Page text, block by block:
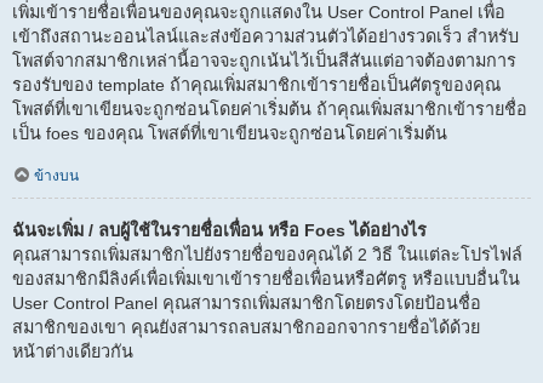
เพิ่มเข้ารายชื่อเพื่อนของคุณจะถูกแสดงใน User Control Panel เพื่อ
เข้าถึงสถานะออนไลน์และส่งข้อความส่วนตัวได้อย่างรวดเร็ว สำหรับ
โพสต์จากสมาชิกเหล่านี้อาจจะถูกเน้นไว้เป็นสีสันแต่อาจต้องตามการ
รองรับของ template ถ้าคุณเพิ่มสมาชิกเข้ารายชื่อเป็นศัตรูของคุณ
โพสต์ที่เขาเขียนจะถูกซ่อนโดยค่าเริ่มต้น ถ้าคุณเพิ่มสมาชิกเข้ารายชื่อ
เป็น foes ของคุณ โพสต์ที่เขาเขียนจะถูกซ่อนโดยค่าเริ่มต้น
ข้างบน
ฉันจะเพิ่ม / ลบผู้ใช้ในรายชื่อเพื่อน หรือ Foes ได้อย่างไร
คุณสามารถเพิ่มสมาชิกไปยังรายชื่อของคุณได้ 2 วิธี ในแต่ละโปรไฟล์
ของสมาชิกมีลิงค์เพื่อเพิ่มเขาเข้ารายชื่อเพื่อนหรือศัตรู หรือแบบอื่นใน
User Control Panel คุณสามารถเพิ่มสมาชิกโดยตรงโดยป้อนชื่อ
สมาชิกของเขา คุณยังสามารถลบสมาชิกออกจากรายชื่อได้ด้วย
หน้าต่างเดียวกัน